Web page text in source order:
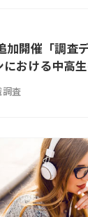
開催「調査
おける中高
調査